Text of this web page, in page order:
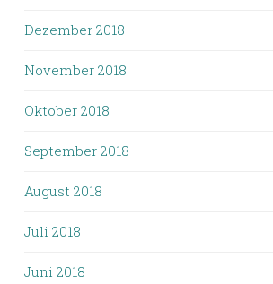
Dezember 2018
November 2018
Oktober 2018
September 2018
August 2018
Juli 2018
Juni 2018